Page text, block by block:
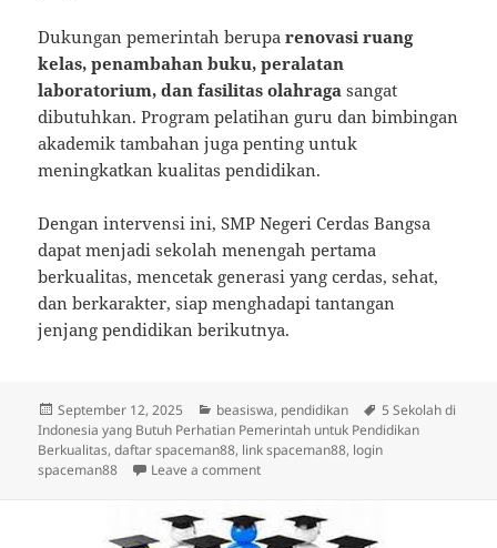
Dukungan pemerintah beruparenovasi ruang
kelas, penambahan buku, peralatan
laboratorium, dan fasilitas olahraga sangat
dibutuhkan. Program pelatihan guru dan bimbingan
akademik tambahan juga penting untuk
meningkatkan kualitas pendidikan.
Dengan intervensi ini, SMP Negeri Cerdas Bangsa
dapat menjadi sekolah menengah pertama
berkualitas, mencetak generasi yang cerdas, sehat,
dan berkarakter, siap menghadapi tantangan
jenjang pendidikan berikutnya.
Posted
on
September 12, 2025 Categories
beasiswa, pendidikan Tags
5 Sekolah di
Indonesia yang Butuh Perhatian Pemerintah untuk Pendidikan
Berkualitas,daftar spaceman88, link spaceman88, login
spaceman88
Leave a commenton 5 Sekolah di Indonesia yang